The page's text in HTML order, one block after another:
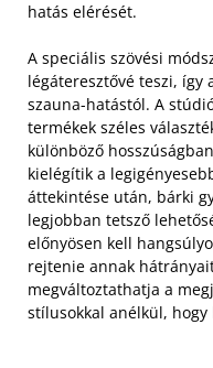
hatás elérését.
A speciális szövési
légáteresztővé teszi, így
szauna-hatástól. A
termékek széles
különböző
kielégítik a
áttekintése után, bárki
legjobban tetsző
előnyösen kell
rejtenie annak
megváltoztathatja a
stílusokkal anélkül,